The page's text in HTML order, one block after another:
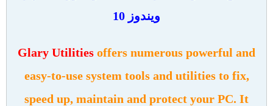
ويندوز 10
Glary Utilities offers numerous powerful and
easy-to-use system tools and utilities to fix,
speed up, maintain and protect your PC. It